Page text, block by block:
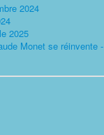
2024
2025
Monet se réinvente -